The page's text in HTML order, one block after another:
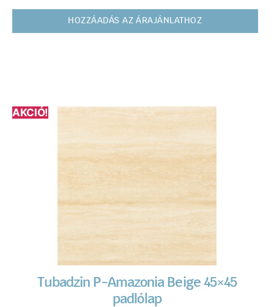
HOZZÁADÁS AZ ÁRAJÁNLATHOZ
AKCIÓ!
Tubadzin P-Amazonia Beige 45×45
padlólap